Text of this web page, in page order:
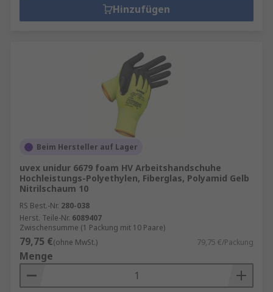
Hinzufügen
Beim Hersteller auf Lager
uvex unidur 6679 foam HV Arbeitshandschuhe
Hochleistungs-Polyethylen, Fiberglas, Polyamid Gelb
Nitrilschaum 10
RS Best.-Nr. 280-038
Herst. Teile-Nr. 6089407
Zwischensumme (1 Packung mit 10 Paare)
79,75 €(ohne MwSt.) 79,75 €/Packung
Menge